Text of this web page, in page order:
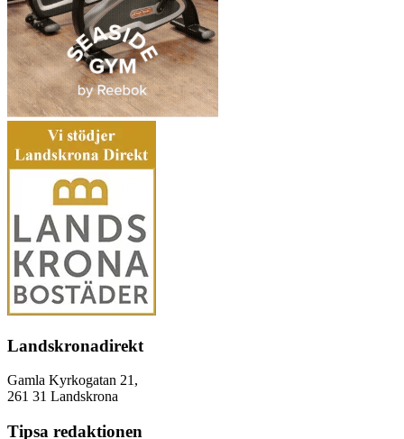
Landskronadirekt
Gamla Kyrkogatan 21,
261 31 Landskrona
Tipsa redaktionen